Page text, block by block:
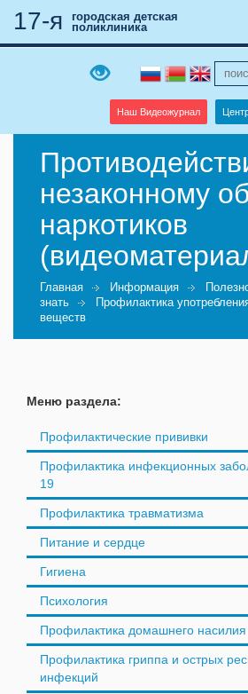
Наш Видеожурнал
17-я
городская детская
поликлиника
незаконному
наркотиков
Главная Информация
знать
Профилактика
веществ
Меню раздела:
Профилактические прививки
Профилактика инфекционных
19
Профилактика травматизма
Питание и сердце
Гигиена
Психология
Профилактика домашнего насилия
Профилактика гриппа и острых
инфекций